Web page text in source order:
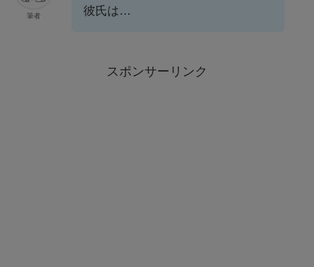
筆者
彼氏は…
スポンサーリンク